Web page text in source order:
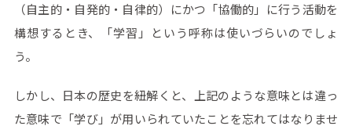
（自主的・自発的・自律的）にかつ「協働的」に行う活動を
構想するとき、「学習」という呼称は使いづらいのでしょ
う。
しかし、日本の歴史を紐解くと、上記のような意味とは違っ
た意味で「学び」が用いられていたことを忘れてはなりませ